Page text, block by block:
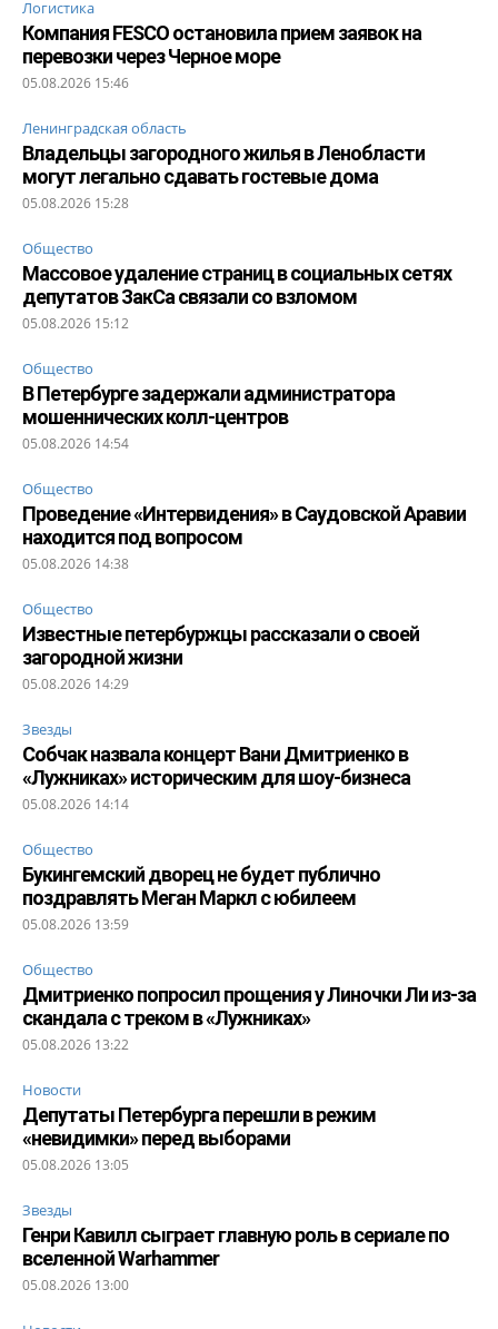
Логистика
Компания FESCO остановила прием заявок на
перевозки через Черное море
05.08.2026 15:46
Ленинградская область
Владельцы загородного жилья в Ленобласти
могут легально сдавать гостевые дома
05.08.2026 15:28
Общество
Массовое удаление страниц в социальных сетях
депутатов ЗакСа связали со взломом
05.08.2026 15:12
Общество
В Петербурге задержали администратора
мошеннических колл-центров
05.08.2026 14:54
Общество
Проведение «Интервидения» в Саудовской Аравии
находится под вопросом
05.08.2026 14:38
Общество
Известные петербуржцы рассказали о своей
загородной жизни
05.08.2026 14:29
Звезды
Собчак назвала концерт Вани Дмитриенко в
«Лужниках» историческим для шоу-бизнеса
05.08.2026 14:14
Общество
Букингемский дворец не будет публично
поздравлять Меган Маркл с юбилеем
05.08.2026 13:59
Общество
Дмитриенко попросил прощения у Линочки Ли из-за
скандала с треком в «Лужниках»
05.08.2026 13:22
Новости
Депутаты Петербурга перешли в режим
«невидимки» перед выборами
05.08.2026 13:05
Звезды
Генри Кавилл сыграет главную роль в сериале по
вселенной Warhammer
05.08.2026 13:00